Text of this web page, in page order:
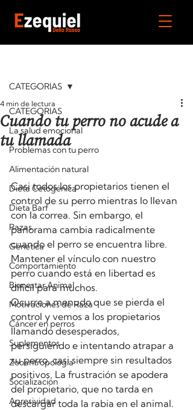
CATEGORIAS
La salud emocional
Problemas con tu perro
Alimentación natural
Dieta Cetogénica
Dieta Barf
Razas
Génetica
Comportamiento
Bienestar Animal
Motivaciones de Raza
Cáncer en perros
Suplementos
Zooantropología
Socialización
Agresividad
CATEGORIAS
Cuando tu perro no acude a
tu llamada
4 min de lectura
Casi todos los propietarios tienen el
control de su perro mientras lo llevan
con la correa. Sin embargo, el
panorama cambia radicalmente
cuando el perro se encuentra libre.
Mantener el vínculo con nuestro
perro cuando está en libertad es
difícil para muchos.
Ocurre a menudo que se pierda el
control y vemos a los propietarios
llamando desesperados,
persiguiendo e intentando atrapar a
su perro, casi siempre sin resultados
positivos. La frustración se apodera
del propietario, que no tarda en
descargar toda la rabia en el animal.